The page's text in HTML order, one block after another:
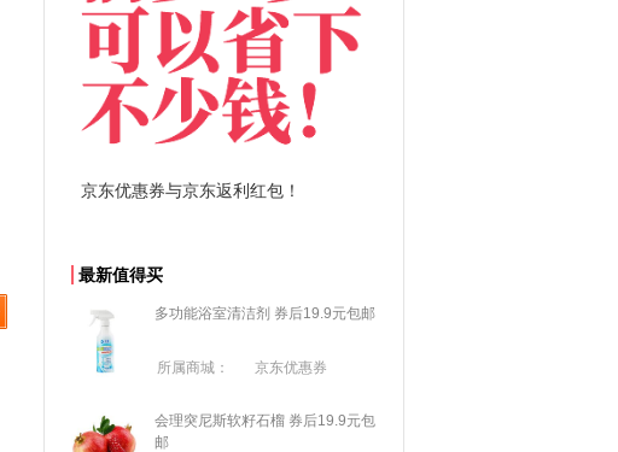
拼多多优惠券+拼多多返利
最新值得买
多功能浴室清洁剂 券后19.9元包邮
所属商城： 京东优惠券
会理突尼斯软籽石榴 券后19.9元包
邮